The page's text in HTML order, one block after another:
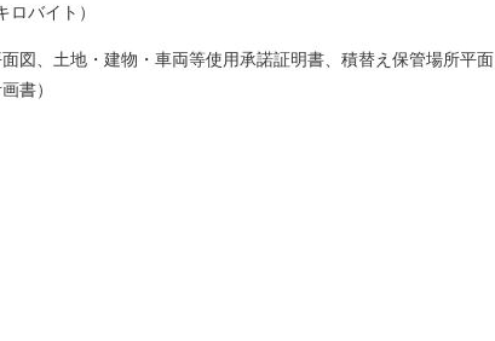
ロバイト）
図、土地・建物・車両等使用承諾証明書、積替え保管場所平面
書）